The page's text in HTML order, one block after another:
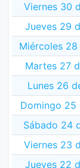
Viernes 30
Jueves 29
Miércoles
Martes 27
Lunes 26
Domingo 25
Sábado 24
Viernes 23
Jueves 22